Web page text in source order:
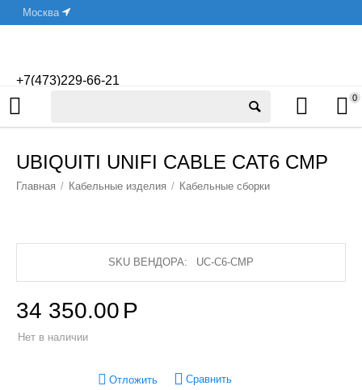
Москва
+7(473)229-66-21
0
UBIQUITI UNIFI CABLE CAT6 CMP
Главная / Кабельные изделия / Кабельные сборки
SKU ВЕНДОРА: UC-C6-CMP
34 350.00 Р
Нет в наличии
Отложить Сравнить